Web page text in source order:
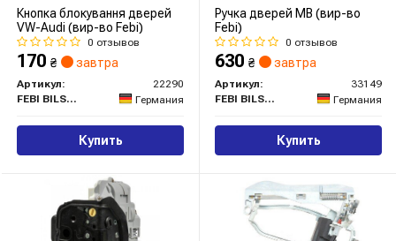
Кнопка блокування дверей
VW-Audi (вир-во Febi)
0 отзывов
170 ₴ завтра
Артикул:
22290
FEBI BILSTEIN
Германия
Купить
Ручка дверей MB (вир-во
Febi)
0 отзывов
630 ₴ завтра
Артикул:
33149
FEBI BILSTEIN
Германия
Купить